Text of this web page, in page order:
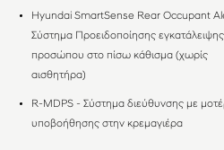
Hyundai SmartSense Rear Occupant
Σύστημα Προειδοποίησης εγκατάλειψης
προσώπου στο πίσω κάθισμα (χωρίς
αισθητήρα)
R-MDPS - Σύστημα διεύθυνσης με
υποβοήθησης στην κρεμαγιέρα